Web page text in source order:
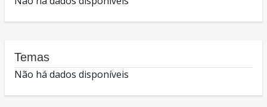
Temas
Não há dados disponíveis